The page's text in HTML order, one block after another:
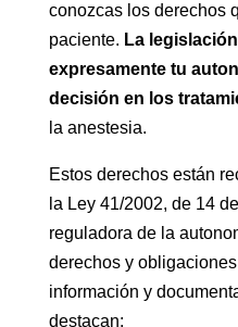
conozcas los derechos
paciente. La
expresamente tu
decisión en los
la anestesia.
Estos derechos están
la Ley 41/2002, de 14
reguladora de la
derechos y
información y
destacan: